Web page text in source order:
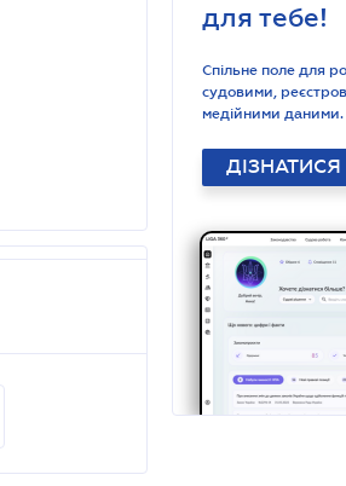
для тебе!
Спільне поле для
судовими,
медійними даними.